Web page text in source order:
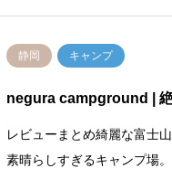
静岡 キャンプ
negura campground |
レビューまとめ綺麗な富士
素晴らしすぎるキャンプ場